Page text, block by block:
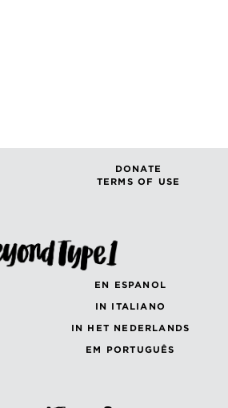
DONATE
TERMS OF USE
EN ESPANOL
IN ITALIANO
IN HET NEDERLANDS
EM PORTUGUÊS